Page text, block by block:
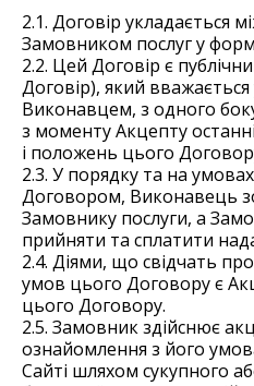
2.1. Договір укладається
Замовником послуг у
2.2. Цей Договір є
Договір), який
Виконавцем, з одного
з моменту Акцепту
і положень цього
2.3. У порядку та на
Договором, Виконавець
Замовнику послуги, а
прийняти та сплатити
2.4. Діями, що свідчать
умов цього Договору є
цього Договору.
2.5. Замовник здійснює
ознайомлення з його
Сайті шляхом сукупного